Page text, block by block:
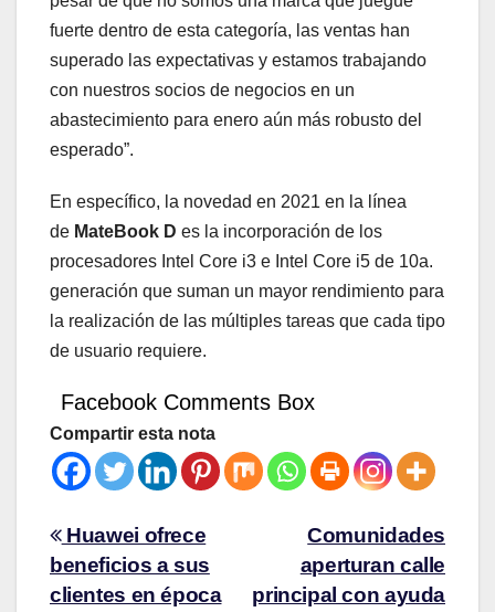
fuerte dentro de esta categoría, las ventas han
superado las expectativas y estamos trabajando
con nuestros socios de negocios en un
abastecimiento para enero aún más robusto del
esperado”.
En específico, la novedad en 2021 en la línea
de MateBook D es la incorporación de los
procesadores Intel Core i3 e Intel Core i5 de 10a.
generación que suman un mayor rendimiento para
la realización de las múltiples tareas que cada tipo
de usuario requiere.
Facebook Comments Box
Compartir esta nota
Comunidades
aperturan calle
principal con ayuda
Huawei ofrece
beneficios a sus
clientes en época